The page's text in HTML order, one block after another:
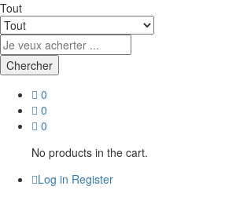
Tout
Chercher
0
0
0
No products in the cart.
Log in Register